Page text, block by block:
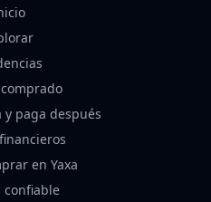
y paga después
en Yaxa
confiable